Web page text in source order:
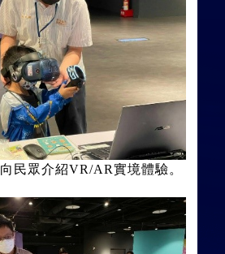
民眾介紹VR/AR實境體驗。